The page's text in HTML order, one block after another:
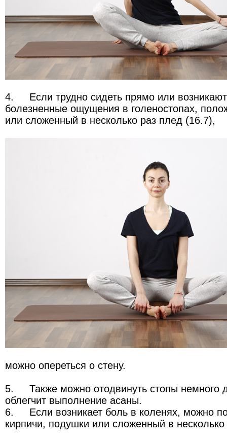
4.
Если трудно сидеть прямо или
болезненные ощущения в голеностопах,
или сложенный в несколько раз плед (16.7),
можно опереться о стену.
5.
Также можно отодвинуть стопы немного
облегчит выполнение асаны.
6.
Если возникает боль в коленях, можно
кирпичи, подушки или сложенный в